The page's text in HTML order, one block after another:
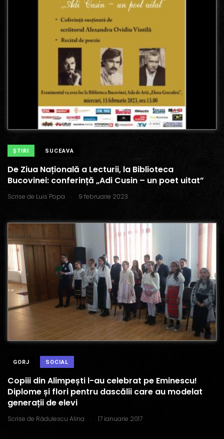
ŞTIRI SUCEAVA
De Ziua Națională a Lecturii, la Biblioteca
Bucovinei: conferință „Adi Cusin – un poet uitat”
Scrise de Luis Popa . 9 februarie 2023
GORJ SOCIAL
Copiii din Alimpești l-au celebrat pe Eminescu!
Diplome și flori pentru dascălii care au modelat
generații de elevi
Scrise de Rădulescu Alina . 17 ianuarie 2017